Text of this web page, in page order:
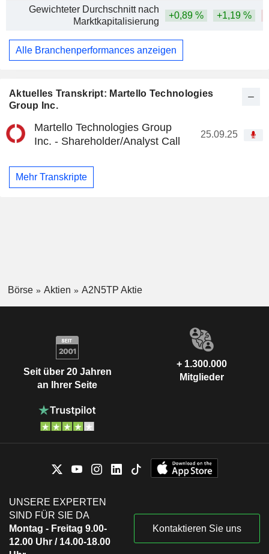
Aktuelles Transkript: Martello Technologies
Group Inc.
Martello Technologies Group
Inc. - Shareholder/Analyst Call
25.09.25
Mehr Transkripte
Gewichteter Durchschnitt nach
Marktkapitalisierung
+0,89 % +1,19 %
Alle Branchenperformances anzeigen
Börse Aktien A2N5TP Aktie
Seit über 20 Jahren
an Ihrer Seite
+ 1.300.000
Mitglieder
UNSERE EXPERTEN
SIND FÜR SIE DA
Montag - Freitag 9.00-
12.00 Uhr / 14.00-18.00
Kontaktieren Sie uns